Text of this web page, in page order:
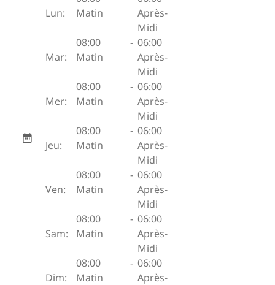
Lun:
Matin
Après-
Midi
Mar:
08:00
Matin
- 06:00
Après-
Midi
Mer:
08:00
Matin
- 06:00
Après-
Midi
Jeu:
08:00
Matin
- 06:00
Après-
Midi
Ven:
08:00
Matin
- 06:00
Après-
Midi
Sam:
08:00
Matin
- 06:00
Après-
Midi
Dim:
08:00
Matin
- 06:00
Après-